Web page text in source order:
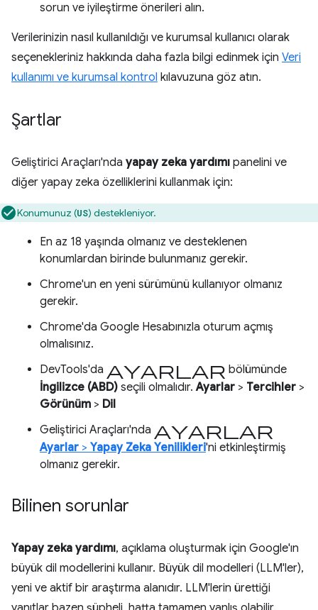
sorun ve iyileştirme önerileri alın.
Verilerinizin nasıl kullanıldığı ve kurumsal kullanıcı olarak
seçenekleriniz hakkında daha fazla bilgi edinmek için Veri
kullanımı ve kurumsal kontrol kılavuzuna göz atın.
Şartlar
Geliştirici Araçları'nda yapay zeka yardımı panelini ve
diğer yapay zeka özelliklerini kullanmak için:
Konumunuz (US) destekleniyor.
En az 18 yaşında olmanız ve desteklenen
konumlardan birinde bulunmanız gerekir.
Chrome'un en yeni sürümünü kullanıyor olmanız
gerekir.
Chrome'da Google Hesabınızla oturum açmış
olmalısınız.
DevTools'da ayarlar bölümünde
İngilizce (ABD) seçili olmalıdır.Ayarlar > Tercihler >
Görünüm > Dil
Geliştirici Araçları'nda ayarlar
Ayarlar > Yapay Zeka Yenilikleri'ni etkinleştirmiş
olmanız gerekir.
Bilinen sorunlar
Yapay zeka yardımı, açıklama oluşturmak için Google'ın
büyük dil modellerini kullanır. Büyük dil modelleri (LLM'ler),
yeni ve aktif bir araştırma alanıdır. LLM'lerin ürettiği